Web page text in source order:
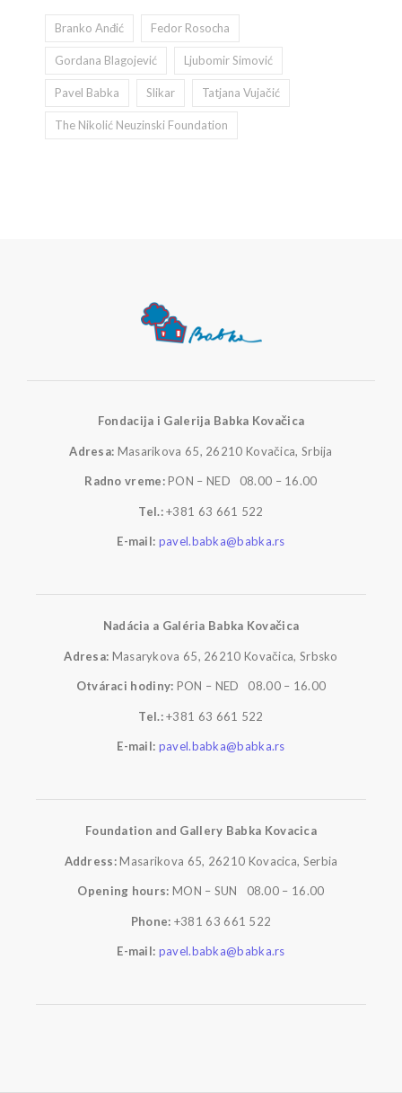
Branko Anđić Fedor Rosocha
Gordana Blagojević Ljubomir Simović
Pavel Babka Slikar Tatjana Vujačić
The Nikolić Neuzinski Foundation
Fondacija i Galerija Babka Kovačica
Adresa: Masarikova 65, 26210 Kovačica, Srbija
Radno vreme:PON – NED 08.00 – 16.00
Tel.:+381 63 661 522
E-mail: pavel.babka@babka.rs
Nadácia a Galéria Babka Kovačica
Adresa: Masarykova 65, 26210 Kovačica, Srbsko
Otváraci hodiny: PON – NED 08.00 – 16.00
Tel.:+381 63 661 522
E-mail: pavel.babka@babka.rs
Foundation and Gallery Babka Kovacica
Address:Masarikova 65, 26210 Kovacica, Serbia
Opening hours: MON – SUN 08.00 – 16.00
Phone: +381 63 661 522
E-mail: pavel.babka@babka.rs